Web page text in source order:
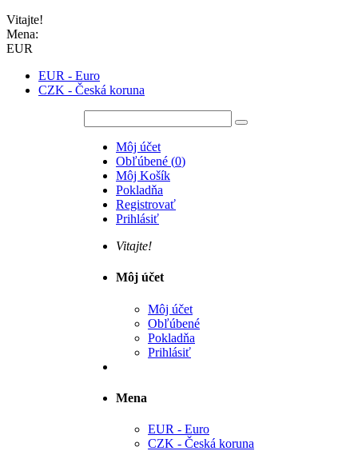
Vitajte!
Mena:
EUR
EUR - Euro
CZK - Česká koruna
Môj účet
Obľúbené (0)
Môj Košík
Pokladňa
Registrovať
Prihlásiť
Vitajte!
Môj účet
Môj účet
Obľúbené
Pokladňa
Prihlásiť
Mena
EUR - Euro
CZK - Česká koruna